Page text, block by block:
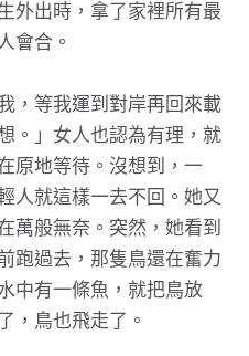
外出時，拿了家裡所有最
會合。
，等我運到對岸再回來載
。」女人也認為有理，就
原地等待。沒想到，一
人就這樣一去不回。她又
萬般無奈。突然，她看到
跑過去，那隻鳥還在奮力
中有一條魚，就把鳥放
，鳥也飛走了。